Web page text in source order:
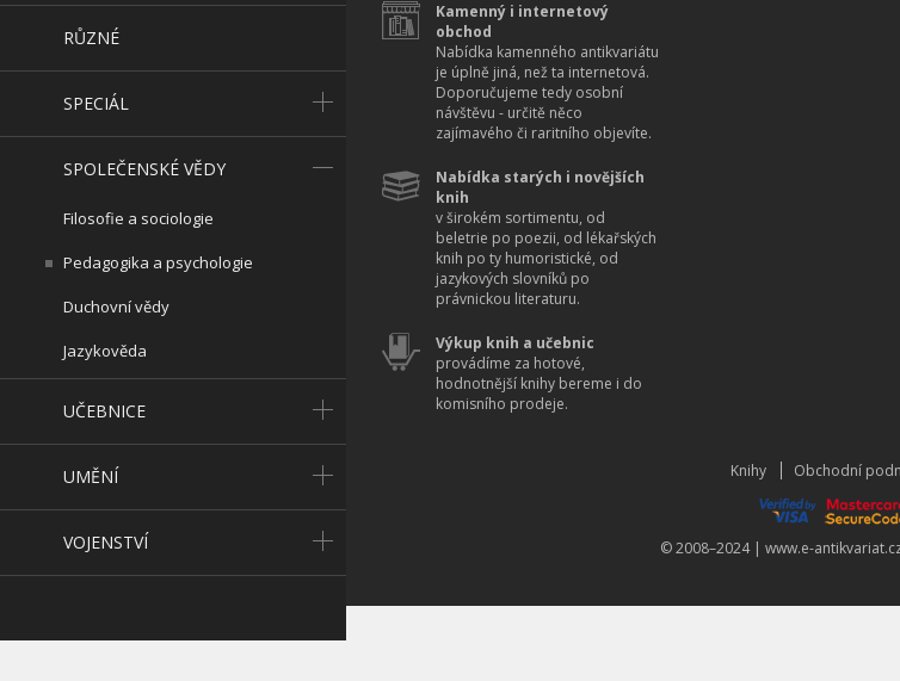
RŮZNÉ
SPECIÁL
SPOLEČENSKÉ VĚDY
Filosofie a sociologie
Pedagogika a psychologie
Duchovní vědy
Jazykověda
UČEBNICE
UMĚNÍ
VOJENSTVÍ
Kamenný i internetový
obchod
Nabídka kamenného antikvariátu
je úplně jiná, než ta internetová.
Doporučujeme tedy osobní
návštěvu - určitě něco
zajímavého či raritního objevíte.
Nabídka starých i novějších
knih
v širokém sortimentu, od
beletrie po poezii, od lékařských
knih po ty humoristické, od
jazykových slovníků po
právnickou literaturu.
Výkup knih a učebnic
provádíme za hotové,
hodnotnější knihy bereme i do
komisního prodeje.
Knihy Obchodní
© 2008–2024 | www.e-